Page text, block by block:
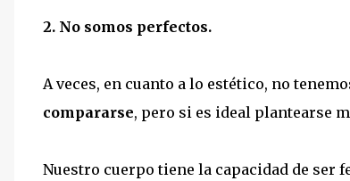
2. No somos perfectos.
A veces, en cuanto a lo estético, no
compararse, pero si es ideal plantearse
Nuestro cuerpo tiene la capacidad de ser